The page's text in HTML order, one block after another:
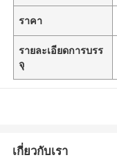
ราคา
รายละเอียดการบรร
จุ
เกี่ยวกับเรา